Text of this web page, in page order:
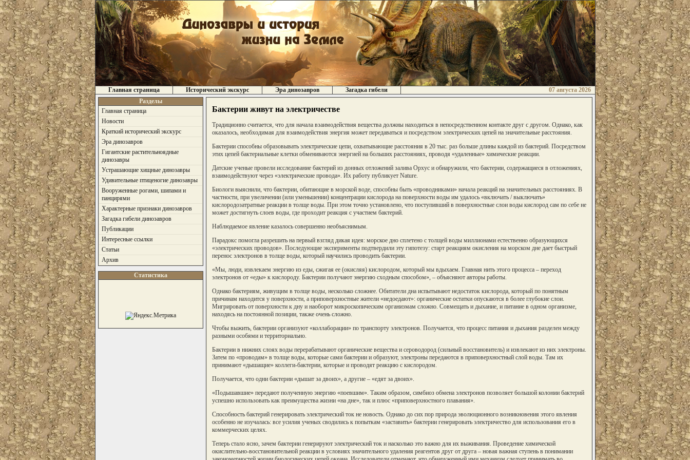
Главная страница Исторический экскурс Эра динозавров Загадка гибели
07 августа 2026
Разделы
Главная страница
Новости
Краткий исторический экскурс
Эра динозавров
Гигантские растительноядные
динозавры
Устрашающие хищные динозавры
Удивительные птиценогие динозавры
Вооруженные рогами, шипами и
панцирями
Характерные признаки динозавров
Загадка гибели динозавров
Публикации
Интересные ссылки
Статьи
Архив
Статистика
Бактерии живут на электричестве
Традиционно считается, что для начала взаимодействия вещества должны находиться в непосредственном контакте друг с другом. Однако, как
оказалось, необходимая для взаимодействия энергия может передаваться и посредством электрических цепей на значительные расстояния.
Бактерии способны образовывать электрические цепи, охватывающие расстояния в 20 тыс. раз больше длины каждой из бактерий. Посредством
этих цепей бактериальные клетки обмениваются энергией на больших расстояниях, проводя «удаленные» химические реакции.
Датские ученые провели исследование бактерий из донных отложений залива Орхус и обнаружили, что бактерии, содержащиеся в отложениях,
взаимодействуют через «электрические провода». Их работу публикует Nature.
Биологи выяснили, что бактерии, обитающие в морской воде, способны быть «проводниками» начала реакций на значительных расстояниях. В
частности, при увеличении (или уменьшении) концентрации кислорода на поверхности воды им удалось «включать / выключать»
кислородозатратные реакции в толще воды. При этом точно установлено, что поступивший в поверхностные слои воды кислород сам по себе не
может достигнуть слоев воды, где проходит реакция с участием бактерий.
Наблюдаемое явление казалось совершенно необъяснимым.
Парадокс помогла разрешить на первый взгляд дикая идея: морское дно сплетено с толщей воды миллионами естественно образующихся
«электрических проводов». Последующие эксперименты подтвердили эту гипотезу: старт реакциям окисления на морском дне дает быстрый
перенос электронов в толще воды, который научились проводить бактерии.
«Мы, люди, извлекаем энергию из еды, сжигая ее (окисляя) кислородом, который мы вдыхаем. Главная нить этого процесса – переход
электронов от «еды» к кислороду. Бактерии получают энергию сходным способом», – объясняют авторы работы.
Однако бактериям, живущим в толще воды, несколько сложнее. Обитатели дна испытывают недостаток кислорода, который по понятным
причинам находится у поверхности, а приповерхностные жители «недоедают»: органические остатки опускаются в более глубокие слои.
Мигрировать от поверхности к дну и наоборот микроскопическим организмам сложно. Совмещать и дыхание, и питание в одном организме,
находясь на постоянной позиции, также очень сложно.
Чтобы выжить, бактерии организуют «коллаборации» по транспорту электронов. Получается, что процесс питания и дыхания разделен между
разными особями и территориально.
Бактерии в нижних слоях воды перерабатывают органические вещества и сероводород (сильный восстановитель) и извлекают из них электроны.
Затем по «проводам» в толще воды, которые сами бактерии и образуют, электроны передаются в приповерхностный слой воды. Там их
принимают «дышащие» коллеги-бактерии, которые и проводят реакцию с кислородом.
Получается, что одни бактерии «дышат за двоих», а другие – «едят за двоих».
«Подышавшие» передают полученную энергию «поевшим». Таким образом, симбиоз обмена электронов позволяет большой колонии бактерий
успешно использовать как преимущества жизни «на дне», так и плюс «приповерхностного плавания».
Способность бактерий генерировать электрический ток не новость. Однако до сих пор природа эволюционного возникновения этого явления
особенно не изучалась: все усилия ученых сводились к попыткам «заставить» бактерии генерировать электричество для использования его в
коммерческих целях.
Теперь стало ясно, зачем бактерии генерируют электрический ток и насколько это важно для их выживания. Проведение химической
окислительно-восстановительной реакции в условиях значительного удаления реагентов друг от друга – новая важная ступень в понимании